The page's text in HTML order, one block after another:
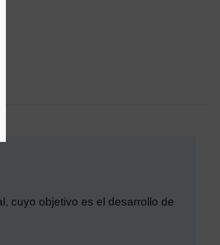
cuyo objetivo es el desarrollo de